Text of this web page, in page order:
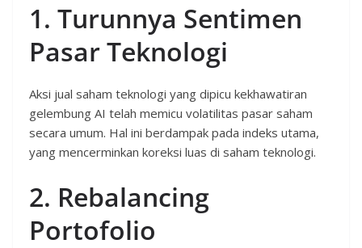
1. Turunnya Sentimen
Pasar Teknologi
Aksi jual saham teknologi yang dipicu kekhawatiran
gelembung AI telah memicu volatilitas pasar saham
secara umum. Hal ini berdampak pada indeks utama,
yang mencerminkan koreksi luas di saham teknologi.
2. Rebalancing
Portofolio